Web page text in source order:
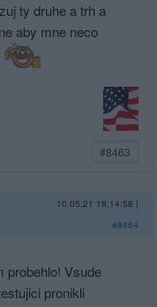
ty druhe a trh a
aby mne neco
#8463
10.05.21 18:14:58 |
#8464
probehlo! Vsude
pronikli